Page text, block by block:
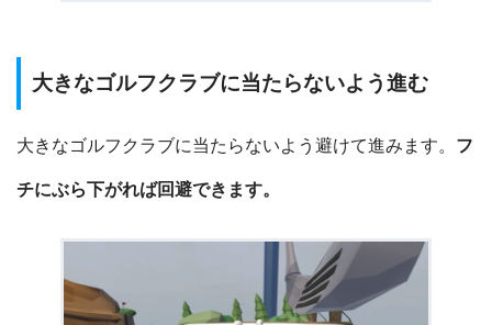
大きなゴルフクラブに当たらないよう進む
大きなゴルフクラブに当たらないよう避けて進みます。 フ
チにぶら下がれば回避できます。